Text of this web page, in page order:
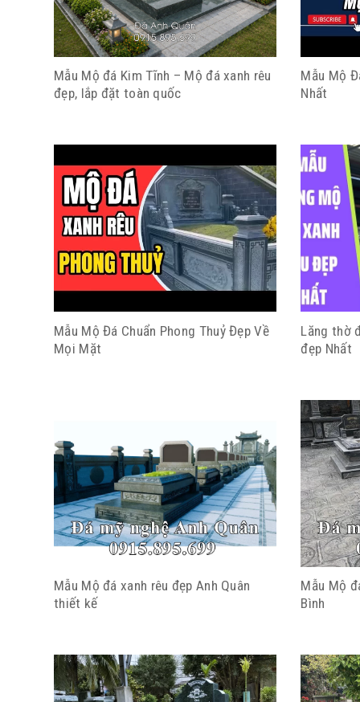
Mẫu Mộ đá Kim Tĩnh – Mộ đá xanh rêu
đẹp, lắp đặt toàn quốc
Mẫu Mộ
Nhất
Mẫu Mộ Đá Chuẩn Phong Thuỷ Đẹp Về
Mọi Mặt
Lăng thờ
đẹp Nhất
Mẫu Mộ đá xanh rêu đẹp Anh Quân
thiết kế
Mẫu Mộ
Bình